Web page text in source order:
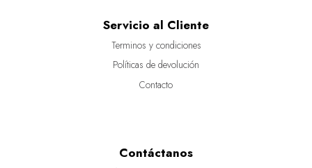
Servicio al Cliente
Terminos y condiciones
Políticas de devolución
Contacto
Contáctanos